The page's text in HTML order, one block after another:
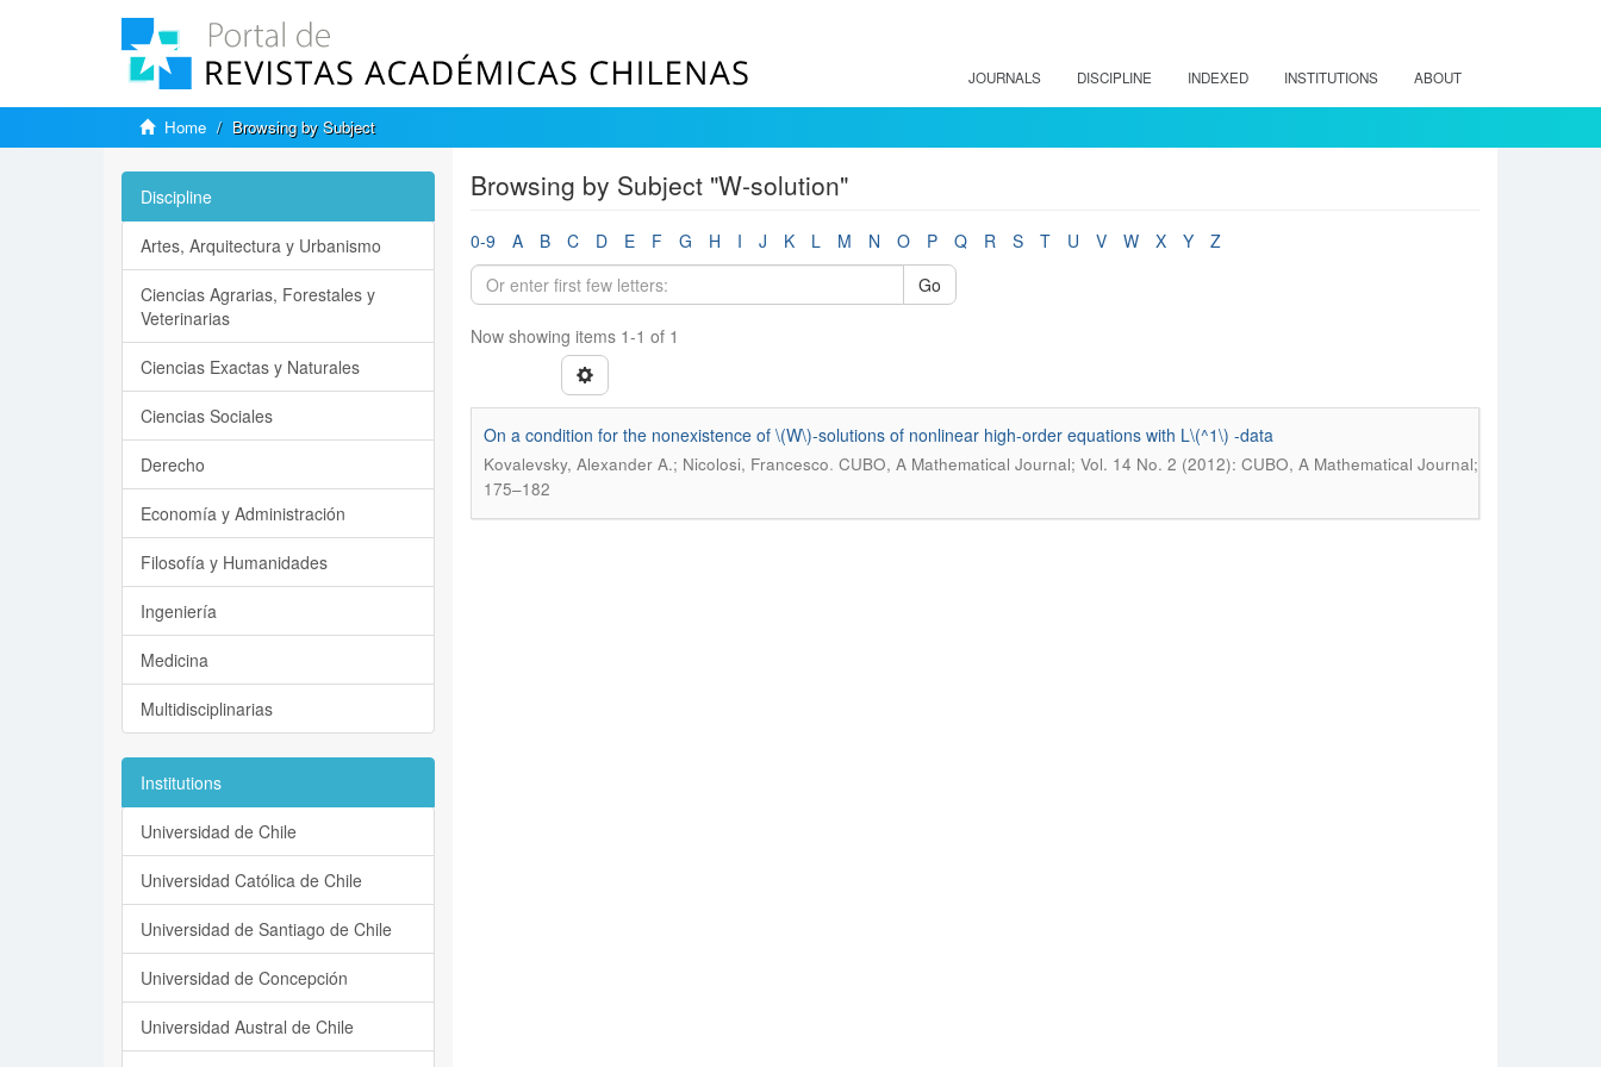
JOURNALS DISCIPLINE INDEXED INSTITUTIONS ABOUT
Home Browsing by Subject
Browsing by Subject "W-solution"
0-9 A B C D E F G H I J K L M N O P Q R S T U V W X Y
Z
Go
Now showing items 1-1 of 1
On a condition for the nonexistence of \(W\)-solutions of nonlinear high-order equations with L\(^1\) -data
Kovalevsky, Alexander A.; Nicolosi, Francesco. CUBO, A Mathematical Journal; Vol. 14 No. 2 (2012): CUBO, A Mathematical Journal;
175–182
Discipline
Artes, Arquitectura y Urbanismo
Ciencias Agrarias, Forestales y
Veterinarias
Ciencias Exactas y Naturales
Ciencias Sociales
Derecho
Economía y Administración
Filosofía y Humanidades
Ingeniería
Medicina
Multidisciplinarias
Institutions
Universidad de Chile
Universidad Católica de Chile
Universidad de Santiago de Chile
Universidad de Concepción
Universidad Austral de Chile